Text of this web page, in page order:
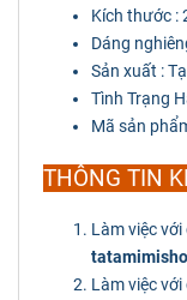
Kích thước :
Dáng
Sản xuất :
Tình Trạng
Mã sản
THÔNG TIN
Làm việc
Làm việc